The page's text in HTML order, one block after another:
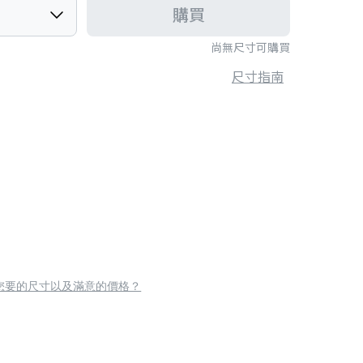
尚無尺寸可購買
購買
尺寸指南
要的尺寸以及滿意的價格？